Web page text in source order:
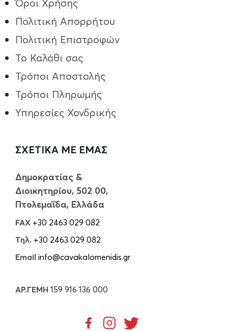
Όροι Χρήσης
Πολιτική Απορρήτου
Πολιτική Επιστροφών
Το Καλάθι σας
Τρόποι Aποστολής
Τρόποι Πληρωμής
Υπηρεσίες Χονδρικής
ΣΧΕΤΙΚΑ ΜΕ ΕΜΑΣ
Δημοκρατίας &
Διοικητηρίου, 502 00,
Πτολεμαΐδα, Ελλάδα
FAX +30 2463 029 082
Τηλ. +30 2463 029 082
Email info@cavakalomenidis.gr
ΑΡ.ΓΕΜΗ 159 916 136 000